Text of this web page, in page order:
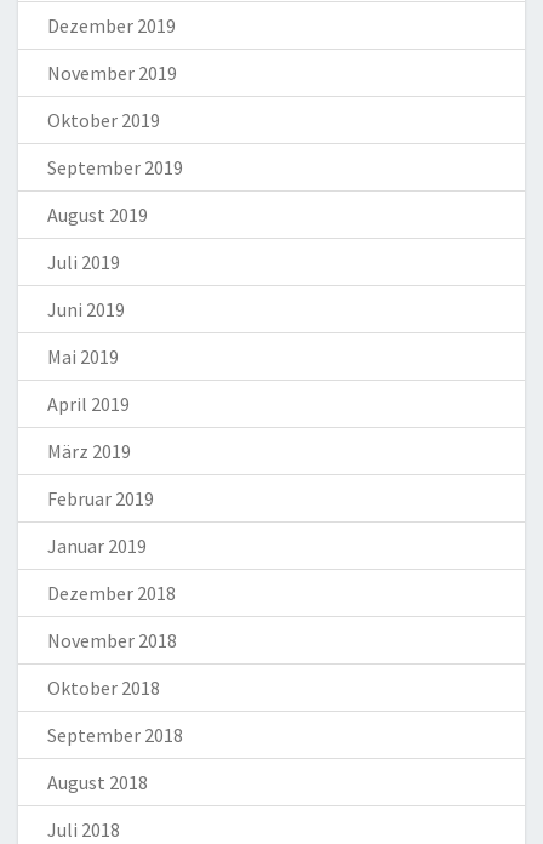
Dezember 2019
November 2019
Oktober 2019
September 2019
August 2019
Juli 2019
Juni 2019
Mai 2019
April 2019
März 2019
Februar 2019
Januar 2019
Dezember 2018
November 2018
Oktober 2018
September 2018
August 2018
Juli 2018